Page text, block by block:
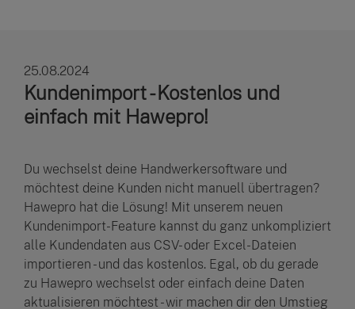
25.08.2024
Kundenimport - Kostenlos und
einfach mit Hawepro!
Du wechselst deine Handwerkersoftware und
möchtest deine Kunden nicht manuell übertragen?
Hawepro hat die Lösung! Mit unserem neuen
Kundenimport-Feature kannst du ganz unkompliziert
alle Kundendaten aus CSV- oder Excel-Dateien
importieren - und das kostenlos. Egal, ob du gerade
zu Hawepro wechselst oder einfach deine Daten
aktualisieren möchtest - wir machen dir den Umstieg